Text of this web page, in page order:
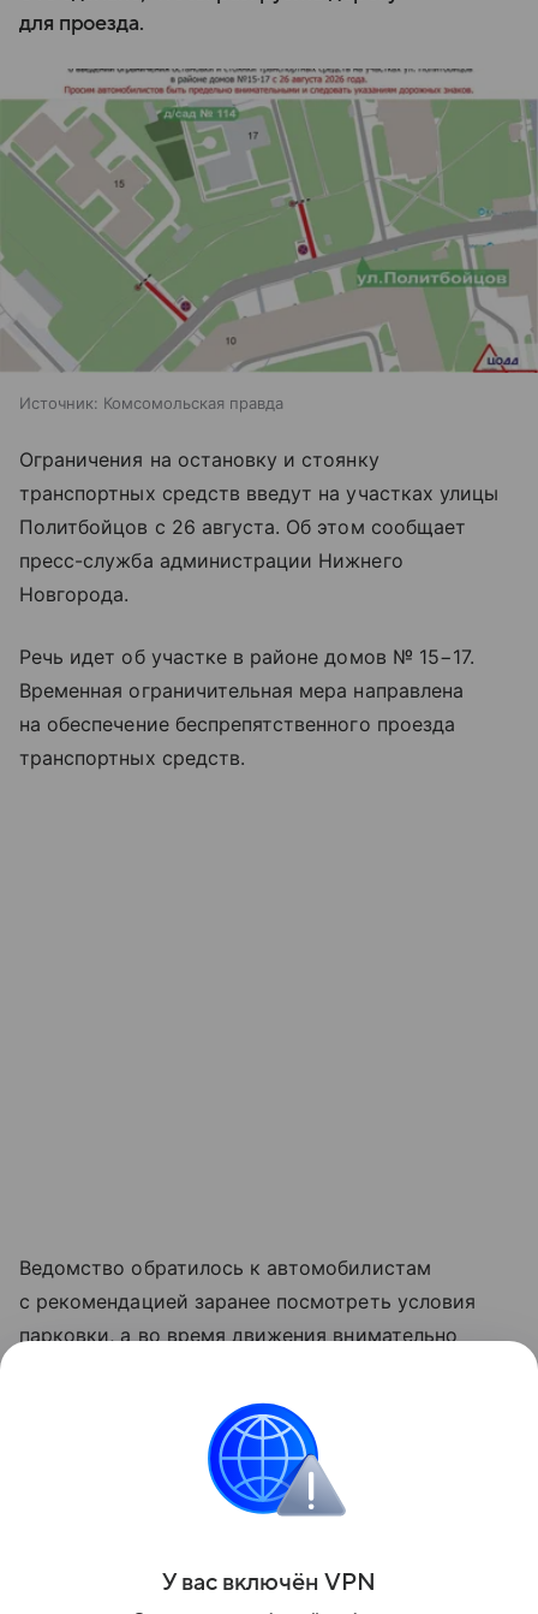
для проезда.
Источник: Комсомольская правда
Ограничения на остановку и стоянку
транспортных средств введут на участках улицы
Политбойцов с 26 августа. Об этом сообщает
пресс-служба администрации Нижнего
Новгорода.
Речь идет об участке в районе домов № 15−17.
Временная ограничительная мера направлена
на обеспечение беспрепятственного проезда
транспортных средств.
Ведомство обратилось к автомобилистам
с рекомендацией заранее посмотреть условия
парковки, а во время движения внимательно
Напомним, что временные ограничения парковки
ввели по местному проезду на проспекте Ленина
Поделиться
У вас включён VPN